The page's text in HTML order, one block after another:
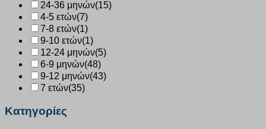
24-36 μηνών(15)
4-5 ετών(7)
7-8 ετών(1)
9-10 ετών(1)
12-24 μηνών(5)
6-9 μηνών(48)
9-12 μηνών(43)
7 ετών(35)
Κατηγορίες